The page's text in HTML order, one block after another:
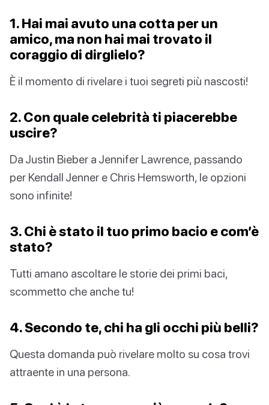
1. Hai mai avuto una cotta per un
amico, ma non hai mai trovato il
coraggio di dirglielo?
È il momento di rivelare i tuoi segreti più nascosti!
2. Con quale celebrità ti piacerebbe
uscire?
Da Justin Bieber a Jennifer Lawrence, passando
per Kendall Jenner e Chris Hemsworth, le opzioni
sono infinite!
3. Chi è stato il tuo primo bacio e com’è
stato?
Tutti amano ascoltare le storie dei primi baci,
scommetto che anche tu!
4. Secondo te, chi ha gli occhi più belli?
Questa domanda può rivelare molto su cosa trovi
attraente in una persona.